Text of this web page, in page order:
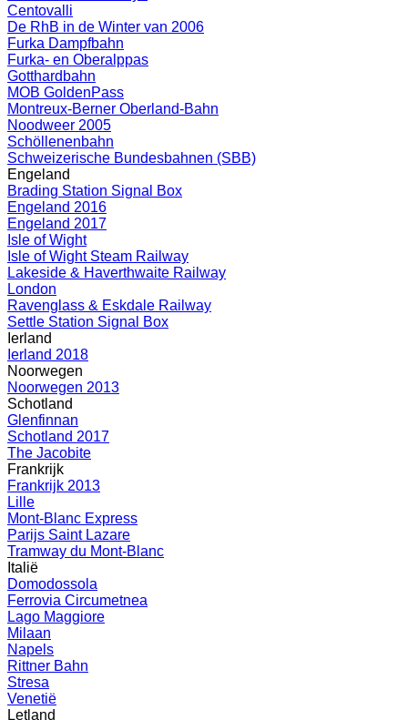
Centovalli
De RhB in de Winter van 2006
Furka Dampfbahn
Furka- en Oberalppas
Gotthardbahn
MOB GoldenPass
Montreux-Berner Oberland-Bahn
Noodweer 2005
Schöllenenbahn
Schweizerische Bundesbahnen (SBB)
Engeland
Brading Station Signal Box
Engeland 2016
Engeland 2017
Isle of Wight
Isle of Wight Steam Railway
Lakeside & Haverthwaite Railway
London
Ravenglass & Eskdale Railway
Settle Station Signal Box
Ierland
Ierland 2018
Noorwegen
Noorwegen 2013
Schotland
Glenfinnan
Schotland 2017
The Jacobite
Frankrijk
Frankrijk 2013
Lille
Mont-Blanc Express
Parijs Saint Lazare
Tramway du Mont-Blanc
Italië
Domodossola
Ferrovia Circumetnea
Lago Maggiore
Milaan
Napels
Rittner Bahn
Stresa
Venetië
Letland